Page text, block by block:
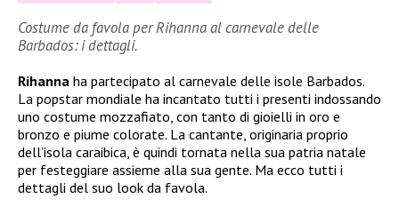
Costume da favola per Rihanna al carnevale delle
Barbados: i dettagli.
Rihanna ha partecipato al carnevale delle isole Barbados.
La popstar mondiale ha incantato tutti i presenti indossando
uno costume mozzafiato, con tanto di gioielli in oro e
bronzo e piume colorate. La cantante, originaria proprio
dell’isola caraibica, è quindi tornata nella sua patria natale
per festeggiare assieme alla sua gente. Ma ecco tutti i
dettagli del suo look da favola.